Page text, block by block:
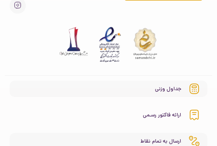
جداول وزنی
ارائه فاکتور رسـمی
ارسال به تمام نقاط